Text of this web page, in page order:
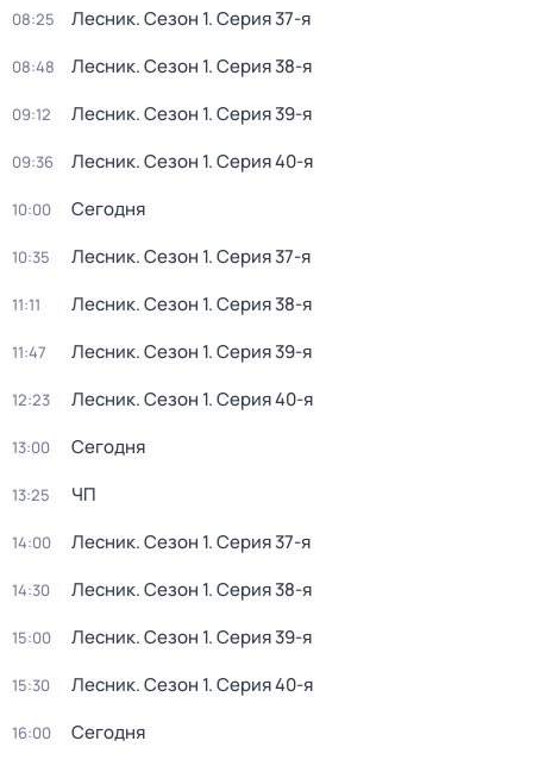
08:25 Лесник. Сезон 1. Серия 37-я
08:48 Лесник. Сезон 1. Серия 38-я
09:12 Лесник. Сезон 1. Серия 39-я
09:36 Лесник. Сезон 1. Серия 40-я
10:00 Сегодня
10:35 Лесник. Сезон 1. Серия 37-я
11:11 Лесник. Сезон 1. Серия 38-я
11:47 Лесник. Сезон 1. Серия 39-я
12:23 Лесник. Сезон 1. Серия 40-я
13:00 Сегодня
13:25 ЧП
14:00 Лесник. Сезон 1. Серия 37-я
14:30 Лесник. Сезон 1. Серия 38-я
15:00 Лесник. Сезон 1. Серия 39-я
15:30 Лесник. Сезон 1. Серия 40-я
16:00 Сегодня